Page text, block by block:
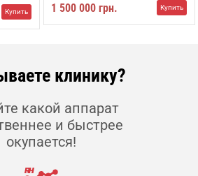
Купить 1 500 000 грн. Купить
клинику?
какой аппарат
и быстрее
окупается!